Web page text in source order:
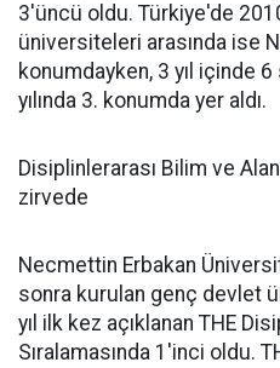
3'üncü oldu. Türkiye'de
üniversiteleri arasında ise
konumdayken, 3 yıl içinde
yılında 3. konumda yer aldı.
Disiplinlerarası Bilim ve
zirvede
Necmettin Erbakan
sonra kurulan genç devlet
yıl ilk kez açıklanan THE
Sıralamasında 1'inci oldu.